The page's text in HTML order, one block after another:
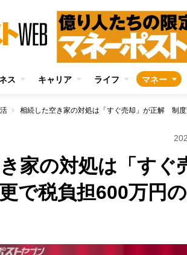
ス キャリア ライフ マネー
家の対処は「すぐ
で税負担600万円